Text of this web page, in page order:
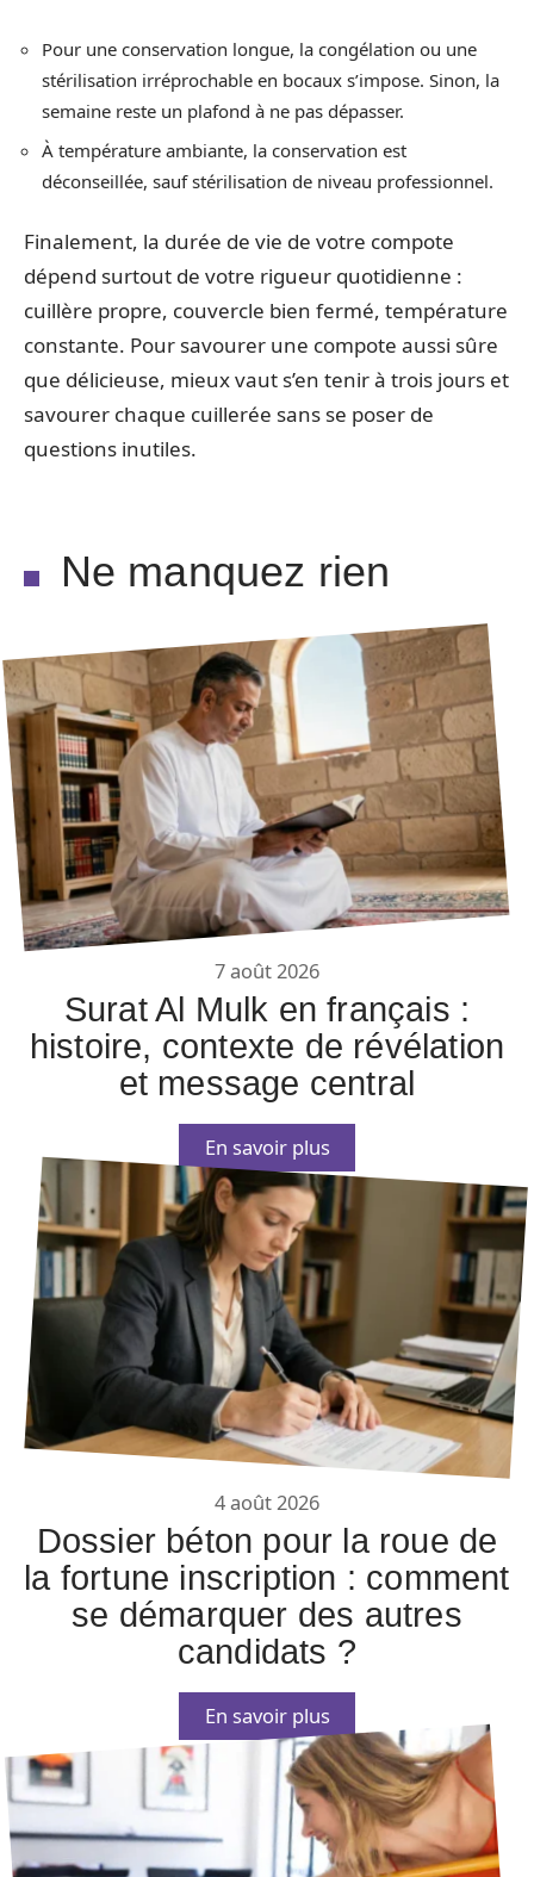
Pour une conservation longue, la congélation ou une
stérilisation irréprochable en bocaux s’impose. Sinon, la
semaine reste un plafond à ne pas dépasser.
À température ambiante, la conservation est
déconseillée, sauf stérilisation de niveau professionnel.
Finalement, la durée de vie de votre compote
dépend surtout de votre rigueur quotidienne :
cuillère propre, couvercle bien fermé, température
constante. Pour savourer une compote aussi sûre
que délicieuse, mieux vaut s’en tenir à trois jours et
savourer chaque cuillerée sans se poser de
questions inutiles.
Ne manquez rien
7 août 2026
Surat Al Mulk en français :
histoire, contexte de révélation
et message central
En savoir plus
4 août 2026
Dossier béton pour la roue de
la fortune inscription : comment
se démarquer des autres
candidats ?
En savoir plus